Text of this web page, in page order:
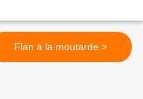
Flan à la moutarde >